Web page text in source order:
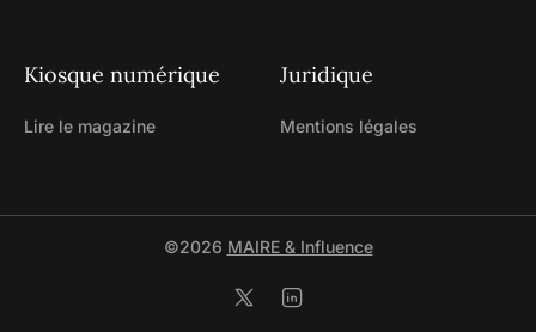
Kiosque numérique
Lire le magazine
Juridique
Mentions légales
©2026 MAIRE & Influence